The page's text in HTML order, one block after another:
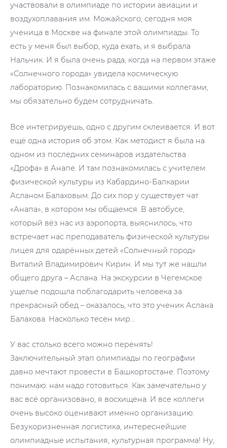
участвовали в олимпиаде по истории авиации и
воздухоплавания им. Можайского, сегодня моя
ученица в Москве на финале этой олимпиады. То
есть у меня был выбор, куда ехать, и я выбрала
Нальчик. И я была очень рада, когда на первом этаже
«Солнечного города» увидела космическую
лабораторию. Познакомилась с вашими коллегами,
мы обязательно будем сотрудничать.
Всё интегрируешь, одно с другим склеивается. И вот
ещё одна история об этом. Как методист я была на
одном из последних семинаров издательства
«Дрофа» в Анапе. И там познакомилась с учителем
физической культуры из Кабардино-Балкарии
Асланом Балаховым. До сих пор у существует чат
«Анапа», в котором мы общаемся. В автобусе,
который вёз нас из аэропорта, выяснилось, что
встречает нас преподаватель физической культуры
лицея для одарённых детей «Солнечный город»
Виталий Владимирович Кирин. И мы тут же нашли
общего друга – Аслана. На экскурсии в Чегемское
ущелье подошла поблагодарить человека за
прекрасный обед – оказалось, что это ученик Аслана
Балахова. Насколько тесен мир…
У вас столько всего можно перенять!
Заключительный этап олимпиады по географии
давно мечтают провести в Башкортостане. Поэтому
понимаю: нам надо готовиться. Как замечательно у
вас всё организовано, я восхищена. И все коллеги
очень высоко оценивают именно организацию.
Безукоризненная логистика, интереснейшие
олимпиадные испытания, культурная программа! Ну,